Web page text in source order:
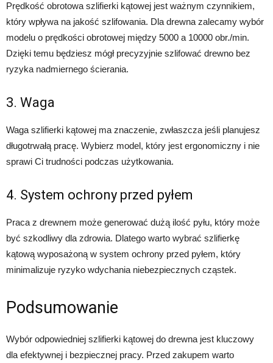
Prędkość obrotowa szlifierki kątowej jest ważnym czynnikiem,
który wpływa na jakość szlifowania. Dla drewna zalecamy wybór
modelu o prędkości obrotowej między 5000 a 10000 obr./min.
Dzięki temu będziesz mógł precyzyjnie szlifować drewno bez
ryzyka nadmiernego ścierania.
3. Waga
Waga szlifierki kątowej ma znaczenie, zwłaszcza jeśli planujesz
długotrwałą pracę. Wybierz model, który jest ergonomiczny i nie
sprawi Ci trudności podczas użytkowania.
4. System ochrony przed pyłem
Praca z drewnem może generować dużą ilość pyłu, który może
być szkodliwy dla zdrowia. Dlatego warto wybrać szlifierkę
kątową wyposażoną w system ochrony przed pyłem, który
minimalizuje ryzyko wdychania niebezpiecznych cząstek.
Podsumowanie
Wybór odpowiedniej szlifierki kątowej do drewna jest kluczowy
dla efektywnej i bezpiecznej pracy. Przed zakupem warto